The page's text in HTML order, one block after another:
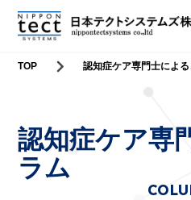
TOP 認知症ケア専門士によ
認知症ケア専
ラム